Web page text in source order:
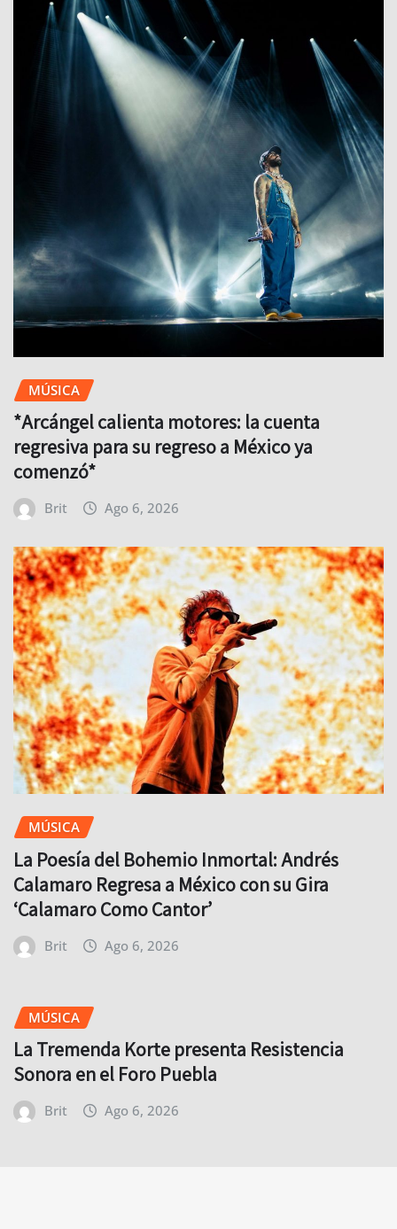
MÚSICA
*Arcángel calienta motores: la cuenta
regresiva para su regreso a México ya
comenzó*
Brit Ago 6, 2026
MÚSICA
La Poesía del Bohemio Inmortal: Andrés
Calamaro Regresa a México con su Gira
‘Calamaro Como Cantor’
Brit Ago 6, 2026
MÚSICA
La Tremenda Korte presenta Resistencia
Sonora en el Foro Puebla
Brit Ago 6, 2026